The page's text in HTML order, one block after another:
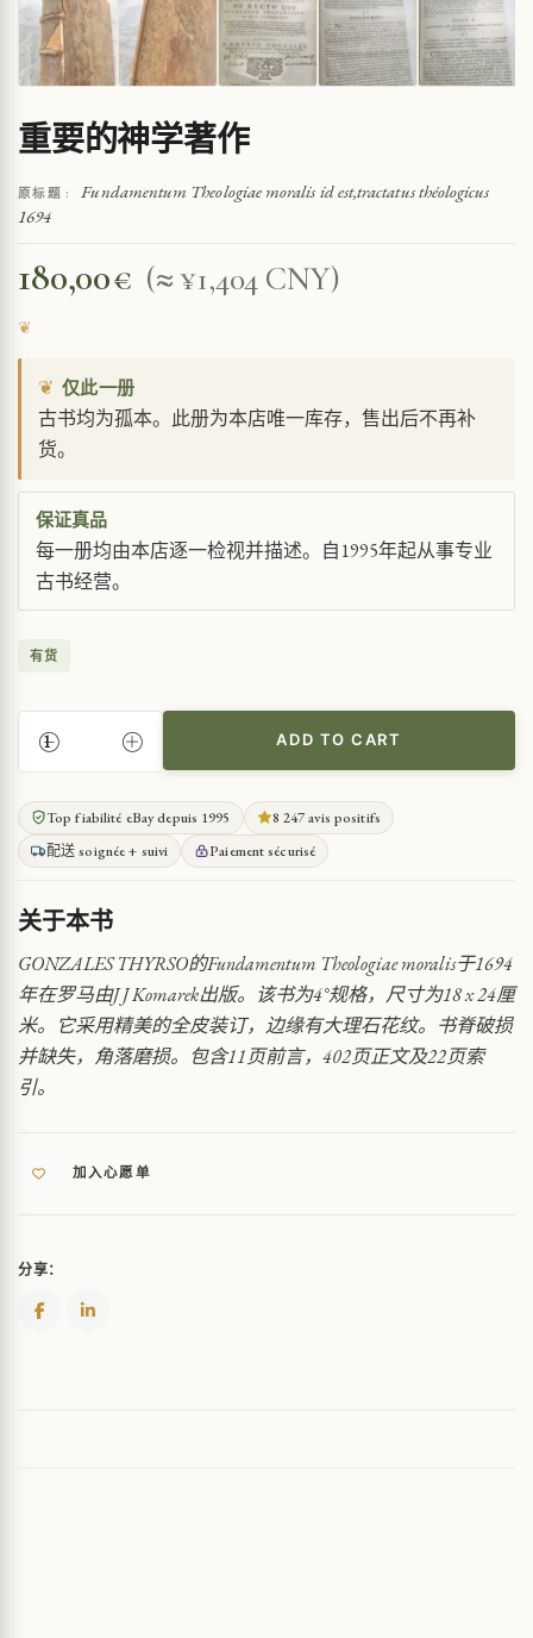
重要的神学著作
原标题 :
Fundamentum Theologiae moralis id est,tractatus théologicus
1694
180,00€ (≈ ¥1,404 CNY)
❦ 仅此一册
古书均为孤本。此册为本店唯一库存，售出后不再补
货。
保证真品
每一册均由本店逐一检视并描述。自1995年起从事专业
古书经营。
有货
要
的
神
学
著
作
QUANTITY
ADD TO CART
Top fiabilité eBay depuis 1995
8 247 avis positifs
配送 soignée + suivi
Paiement sécurisé
关于本书
GONZALES THYRSO的Fundamentum Theologiae moralis于1694
年在罗马由J J Komarek出版。该书为4°规格，尺寸为18 x 24厘
米。它采用精美的全皮装订，边缘有大理石花纹。书脊破损
并缺失，角落磨损。包含11页前言，402页正文及22页索
引。
加入心愿单
分享：